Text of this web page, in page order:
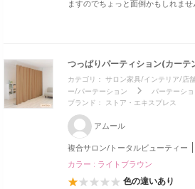
ますのでちょっと面倒かもしれませ
つっぱりパーティション(カーテ
カテゴリ： サロン家具/インテリア/店
ー/パーテーション
パーテーシ
ブランド： ストア・エキスプレス
アムール
複合サロン/トータルビューティー
カラー : ライトブラウン
色の違いあり